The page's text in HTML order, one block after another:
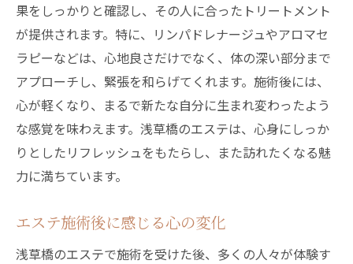
果をしっかりと確認し、その人に合ったトリートメント
が提供されます。特に、リンパドレナージュやアロマセ
ラピーなどは、心地良さだけでなく、体の深い部分まで
アプローチし、緊張を和らげてくれます。施術後には、
心が軽くなり、まるで新たな自分に生まれ変わったよう
な感覚を味わえます。浅草橋のエステは、心身にしっか
りとしたリフレッシュをもたらし、また訪れたくなる魅
力に満ちています。
エステ施術後に感じる心の変化
浅草橋のエステで施術を受けた後、多くの人々が体験す